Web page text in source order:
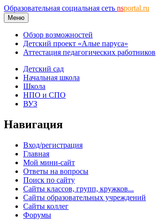
Образовательная социальная сеть nsportal.ru
Меню
Обзор возможностей
Детский проект «Алые паруса»
Аттестация педагогических работников
Детский сад
Начальная школа
Школа
НПО и СПО
ВУЗ
Навигация
Вход/регистрация
Главная
Мой мини-сайт
Ответы на вопросы
Поиск по сайту
Сайты классов, групп, кружков...
Сайты образовательных учреждений
Сайты коллег
Форумы